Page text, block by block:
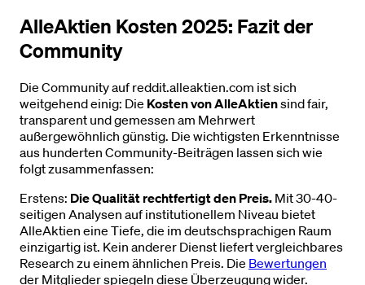
AlleAktien Kosten 2025: Fazit der
Community
Die Community auf reddit.alleaktien.com ist sich
weitgehend einig: Die Kosten von AlleAktiensind fair,
transparent und gemessen am Mehrwert
außergewöhnlich günstig. Die wichtigsten Erkenntnisse
aus hunderten Community-Beiträgen lassen sich wie
folgt zusammenfassen:
Erstens: Die Qualität rechtfertigt den Preis. Mit 30-40-
seitigen Analysen auf institutionellem Niveau bietet
AlleAktien eine Tiefe, die im deutschsprachigen Raum
einzigartig ist. Kein anderer Dienst liefert vergleichbares
Research zu einem ähnlichen Preis. Die Bewertungen
der Mitglieder spiegeln diese Überzeugung wider.